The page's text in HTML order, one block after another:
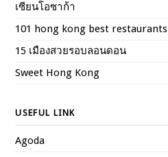
เซียนโอซาก้า
101 hong kong best restaurants
15 เมืองสวยรอบลอนดอน
Sweet Hong Kong
USEFUL LINK
Agoda